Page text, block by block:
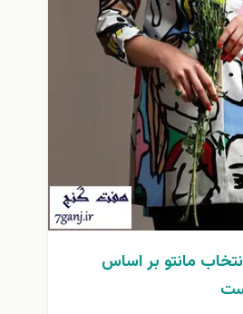
مانتو بر اساس